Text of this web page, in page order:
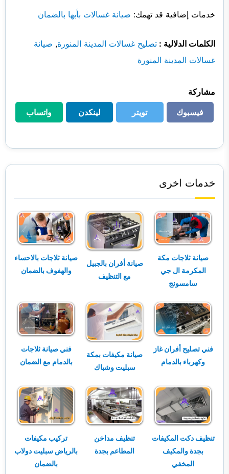
خدمات إضافية قد تهمك: صيانة غسالات بأبها بالضمان
الكلمات الدلالية : تصليح غسالات المدينة المنورة, صيانة
غسالات المدينة المنورة
مشاركة
فيسبوك
فيسبوك
تويتر
تويتر
لينكدن
لينكدن
واتساب
واتساب
خدمات اخرى
صيانة ثلاجات مكة
المكرمة ال جي
سامسونج
صيانة أفران بالجبيل
مع التنظيف
صيانة ثلاجات بالاحساء
والهفوف بالضمان
فني تصليح أفران غاز
وكهرباء بالدمام
صيانة مكيفات بمكة
سبليت وشباك
فني صيانة ثلاجات
بالدمام مع الضمان
تنظيف دكت المكيفات
بجدة والمكيف
المخفي
تنظيف مداخن
المطاعم بجدة
تركيب مكيفات
بالرياض سبليت دولاب
بالضمان